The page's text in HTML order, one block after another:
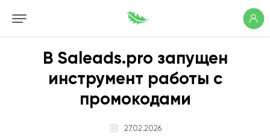
В Saleads.pro запущен
инструмент работы с
промокодами
27.02.2026